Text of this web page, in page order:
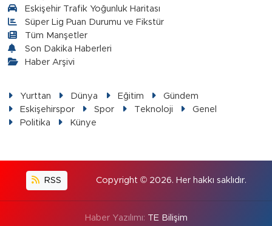
Eskişehir Trafik Yoğunluk Haritası
Süper Lig Puan Durumu ve Fikstür
Tüm Manşetler
Son Dakika Haberleri
Haber Arşivi
Yurttan Dünya Eğitim
Gündem
Eskişehirspor
Spor Teknoloji
Genel
Politika
Künye
RSS Copyright © 2026. Her hakkı saklıdır.
Haber Yazılımı: TE Bilişim